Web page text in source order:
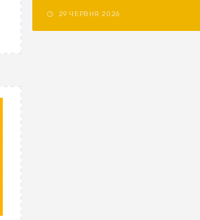
29 ЧЕРВНЯ 2026